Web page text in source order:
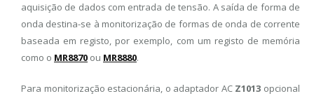
aquisição de dados com entrada de tensão. A saída de forma de
onda destina-se à monitorização de formas de onda de corrente
baseada em registo, por exemplo, com um registo de memória
como o MR8870 ou MR8880.
Para monitorização estacionária, o adaptador AC Z1013 opcional